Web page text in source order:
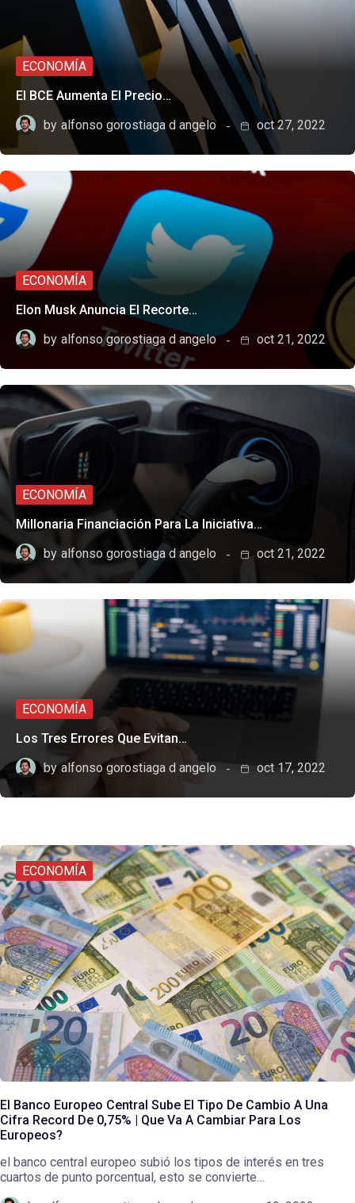
ECONOMÍA
El BCE Aumenta El Precio…
by alfonso gorostiaga d angelo oct 27, 2022
ECONOMÍA
Elon Musk Anuncia El Recorte…
by alfonso gorostiaga d angelo oct 21, 2022
ECONOMÍA
Millonaria Financiación Para La Iniciativa…
by alfonso gorostiaga d angelo oct 21, 2022
ECONOMÍA
Los Tres Errores Que Evitan…
by alfonso gorostiaga d angelo oct 17, 2022
ECONOMÍA
El Banco Europeo Central Sube El Tipo De Cambio A Una
Cifra Record De 0,75% | Que Va A Cambiar Para Los
Europeos?
el banco central europeo subió los tipos de interés en tres
cuartos de punto porcentual, esto se convierte…